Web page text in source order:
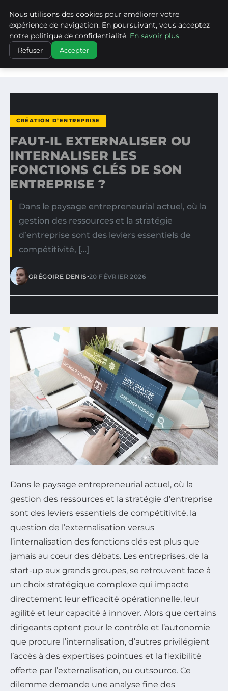
WP CAPE
ACCUEIL
CRÉATION D’ENTREPRISE
FAUT-IL EXTERNALISER OU INTERNALISER LES
CRÉATION D’ENTREPRISE
FAUT-IL EXTERNALISER OU
INTERNALISER LES
FONCTIONS CLÉS DE SON
ENTREPRISE ?
Dans le paysage entrepreneurial actuel, où la
gestion des ressources et la stratégie
d’entreprise sont des leviers essentiels de
compétitivité, […]
GRÉGOIRE DENIS•20 FÉVRIER 2026
Dans le paysage entrepreneurial actuel, où la
gestion des ressources et la stratégie d’entreprise
sont des leviers essentiels de compétitivité, la
question de l’externalisation versus
l’internalisation des fonctions clés est plus que
jamais au cœur des débats. Les entreprises, de la
start-up aux grands groupes, se retrouvent face à
un choix stratégique complexe qui impacte
directement leur efficacité opérationnelle, leur
agilité et leur capacité à innover. Alors que certains
dirigeants optent pour le contrôle et l’autonomie
que procure l’internalisation, d’autres privilégient
l’accès à des expertises pointues et la flexibilité
offerte par l’externalisation, ou outsource. Ce
dilemme demande une analyse fine des
Nous utilisons des cookies pour améliorer votre
expérience de navigation. En poursuivant, vous acceptez
notre politique de confidentialité. En savoir plus
Refuser Accepter